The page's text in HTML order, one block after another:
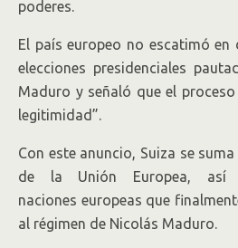
poderes.
El país europeo no escatimó
elecciones presidenciales
Maduro y señaló que el proceso
legitimidad”.
Con este anuncio, Suiza se
de la Unión Europea,
naciones europeas que
al régimen de Nicolás Maduro.